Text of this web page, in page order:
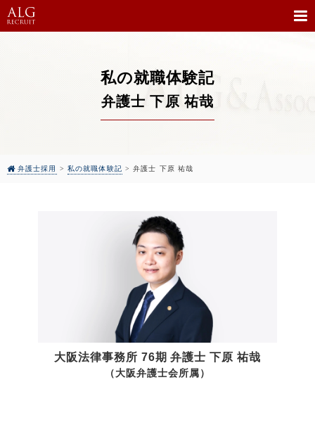
私の就職体験記
弁護士 下原 祐哉
弁護士採用 > 私の就職体験記 >弁護士 下原 祐哉
大阪法律事務所 76期 弁護士下原 祐哉
（大阪弁護士会所属）